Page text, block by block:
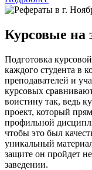
Курсовые на
Подготовка
каждого студента в
преподавателей и
курсовых
воистину так, ведь
проект, который
профильной
чтобы это был
уникальный
защите он пройдет
заведении.